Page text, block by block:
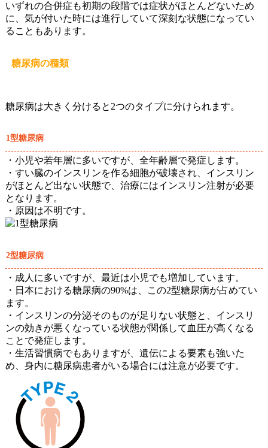
いずれの合併症も初期の段階では症状がほとんどないため
に、気が付いた時には進行していて深刻な状態になってい
ることもあります。
糖尿病の種類
糖尿病は大きく分けると2つのタイプに分けられます。
1型糖尿病
・小児や若年層に多いですが、全年齢層で発症します。
・すい臓のインスリンを作る細胞が破壊され、インスリン
がほとんど出ない状態で、治療にはインスリン注射が必要
となります。
・原因は不明です。
2型糖尿病
・成人に多いですが、最近は小児でも増加しています。
・日本における糖尿病の90%は、この2型糖尿病が占めてい
ます。
・インスリンの分泌そのものが足りない状態と、インスリ
ンの効きが悪くなっている状態が関係して血圧が高くなる
ことで発症します。
・生活習慣病でもありますが、遺伝による要素も強いた
め、身内に糖尿病患者がいる場合には注意が必要です。